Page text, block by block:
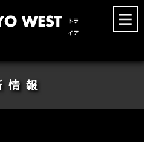
トラ
イア
情報